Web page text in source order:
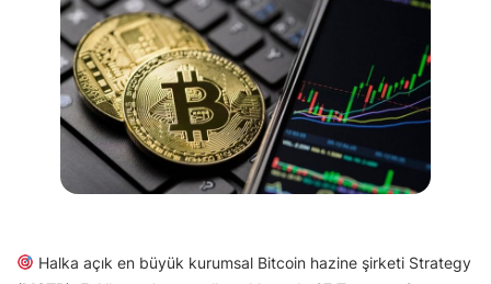
Halka açık en büyük kurumsal Bitcoin hazine şirketi Strategy